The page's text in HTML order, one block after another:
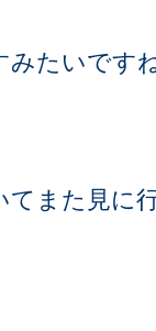
みたいです
てまた見に